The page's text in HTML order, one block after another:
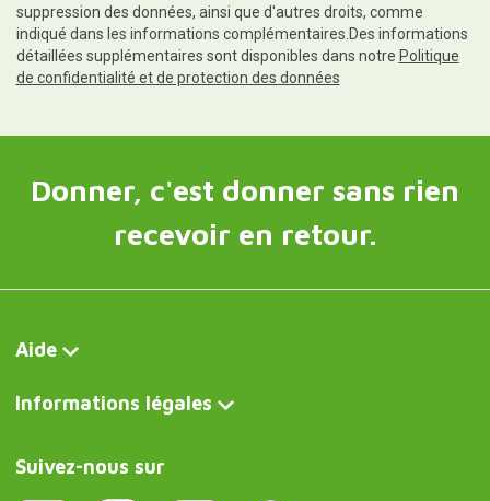
suppression des données, ainsi que d'autres droits, comme
indiqué dans les informations complémentaires.Des informations
détaillées supplémentaires sont disponibles dans notre Politique
de confidentialité et de protection des données
Donner, c'est donner sans rien
recevoir en retour.
Aide
Informations légales
Suivez-nous sur